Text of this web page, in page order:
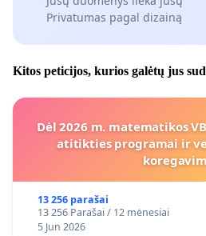
Privatumas pagal dizainą
Kitos peticijos, kurios galėtų jus
Dėl 2026 m. matematikos
atitikties programai ir
13 256 parašai
13 256 Parašai / 12 mėnesiai
5 Jun 2026